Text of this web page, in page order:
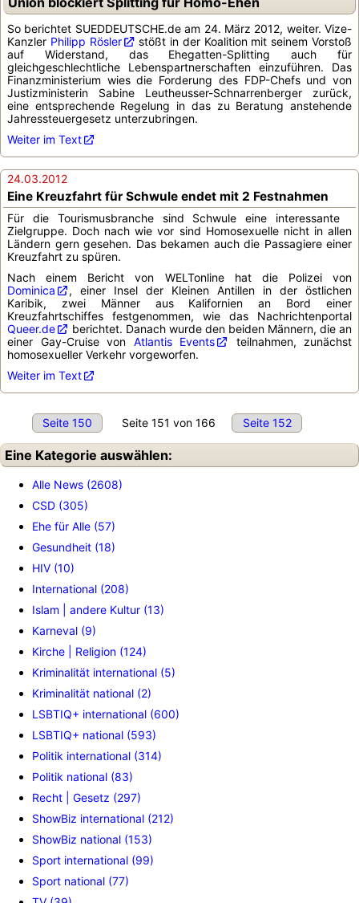
So berichtet SUEDDEUTSCHE.de am 24. März 2012, weiter. Vize-
Kanzler Philipp Rösler
stößt in der Koalition mit seinem Vorstoß
auf Widerstand, das Ehegatten-Splitting auch für
gleichgeschlechtliche Lebenspartnerschaften einzuführen. Das
Finanzministerium wies die Forderung des FDP-Chefs und von
Justizministerin Sabine Leutheusser-Schnarrenberger zurück,
eine entsprechende Regelung in das zu Beratung anstehende
Jahressteuergesetz unterzubringen.
Weiter im Text
24.03.2012
Eine Kreuzfahrt für Schwule endet mit 2 Festnahmen
Für die Tourismusbranche sind Schwule eine interessante
Zielgruppe. Doch nach wie vor sind Homosexuelle nicht in allen
Ländern gern gesehen. Das bekamen auch die Passagiere einer
Kreuzfahrt zu spüren.
Nach einem Bericht von WELTonline hat die Polizei von
Dominica
, einer Insel der Kleinen Antillen in der östlichen
Karibik, zwei Männer aus Kalifornien an Bord einer
Kreuzfahrtschiffes festgenommen, wie das Nachrichtenportal
Queer.de
berichtet. Danach wurde den beiden Männern, die an
einer Gay-Cruise von Atlantis Events
teilnahmen, zunächst
homosexueller Verkehr vorgeworfen.
Weiter im Text
Seite 150 Seite 151 von 166 Seite 152
Eine Kategorie auswählen:
Alle News (2608)
CSD (305)
Ehe für Alle (57)
Gesundheit (18)
HIV (10)
International (208)
Islam | andere Kultur (13)
Karneval (9)
Kirche | Religion (124)
Kriminalität international (5)
Kriminalität national (2)
LSBTIQ+ international (600)
LSBTIQ+ national (593)
Politik international (314)
Politik national (83)
Recht | Gesetz (297)
ShowBiz international (212)
ShowBiz national (153)
Sport international (99)
Sport national (77)